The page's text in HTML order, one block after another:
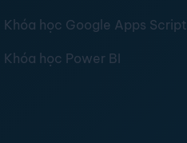
Khóa học Google Apps Script
Khóa học Power BI